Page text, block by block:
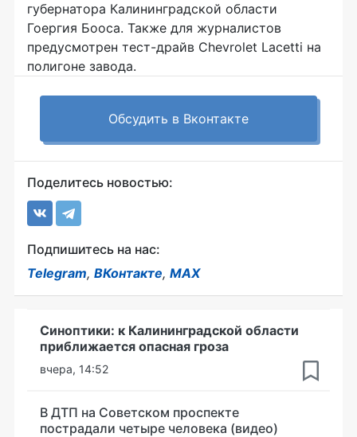
губернатора Калининградской области
Гоергия Бооса. Также для журналистов
предусмотрен тест-драйв Chevrolet Lacetti на
полигоне завода.
Обсудить в Вконтакте
Поделитесь новостью:
Подпишитесь на нас:
Telegram, ВКонтакте, MAX
Синоптики: к Калининградской области
приближается опасная гроза
вчера, 14:52
В ДТП на Советском проспекте
пострадали четыре человека (видео)